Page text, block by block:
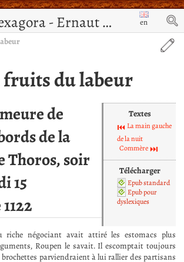
Hexagora - Ernaut de Jérusalem
en
fruits du labeur
Textes
La main gauche
de la nuit
Commère
Télécharger
Epub standard
Epub pour
dyslexiques
de
de la
Thoros, soir
15
riche négociant avait attiré les estomacs plus
Roupen le savait. Il escomptait toujours
brochettes parviendraient à lui rallier des partisans